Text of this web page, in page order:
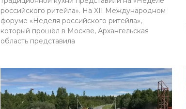
российского ритейла». На XII Международном
форуме «Неделя российского ритейла»,
который прошёл в Москве, Архангельская
область представила